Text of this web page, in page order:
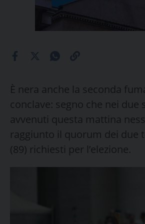
È nera anche la seconda
conclave: segno che nei due
avvenuti questa mattina
raggiunto il quorum dei due
(89) richiesti per l’elezione.